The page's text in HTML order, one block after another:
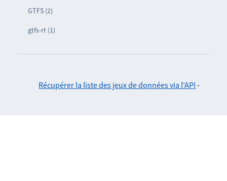
GTFS (2)
gtfs-rt (1)
Récupérer la liste des jeux de données via l'API -